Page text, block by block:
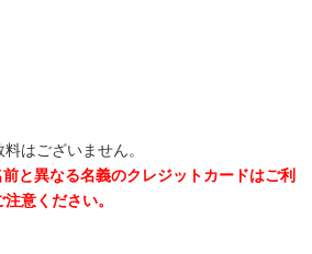
はございません。
と異なる名義のクレジットカードはご利
意ください。